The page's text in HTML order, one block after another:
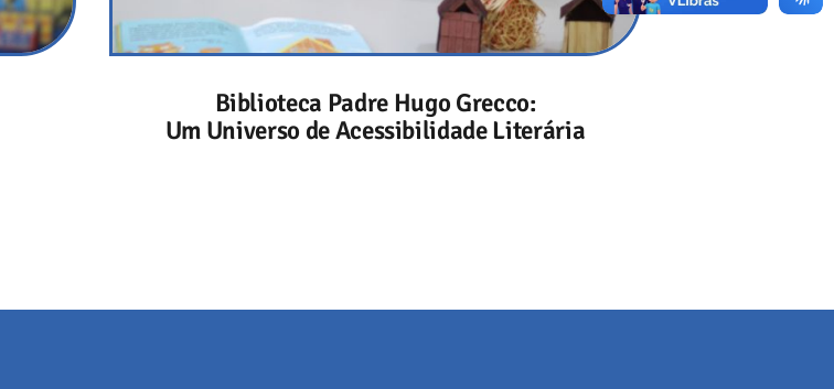
Biblioteca Padre Hugo Grecco:
Um Universo de Acessibilidade Literária